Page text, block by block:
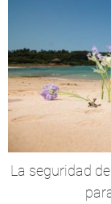
La seguridad